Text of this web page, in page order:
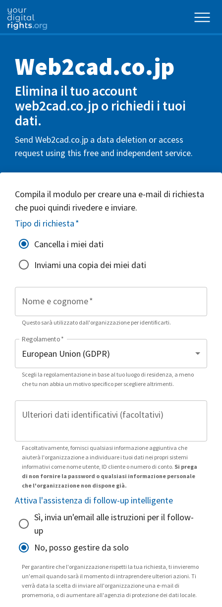
Web2cad.co.jp
Elimina il tuo account
web2cad.co.jp o richiedi i tuoi
dati.
Send Web2cad.co.jp a data deletion or access
request using this free and independent service.
Compila il modulo per creare una e-mail di richiesta
che puoi quindi rivedere e inviare.
Tipo di richiesta*
Cancella i miei dati
Inviami una copia dei miei dati
Nome e cognome*
Questo sarà utilizzato dall'organizzazione per identificarti.
Regolamento*
Scegli la regolamentazione in base al tuo luogo di residenza, a meno
che tu non abbia un motivo specifico per scegliere altrimenti.
Ulteriori dati identificativi (facoltativi)
Facoltativamente, fornisci qualsiasi informazione aggiuntiva che
aiuterà l'organizzazione a individuare i tuoi dati nei propri sistemi
informativi come nome utente, ID cliente o numero di conto. Si prega
di non fornire la password o qualsiasi informazione personale
che l'organizzazione non dispone già.
Attiva l'assistenza di follow-up intelligente
Sì, invia un'email alle istruzioni per il follow-
up
No, posso gestire da solo
Per garantire che l'organizzazione rispetti la tua richiesta, ti invieremo
un'email quando sarà il momento di intraprendere ulteriori azioni. Ti
verrà data la scelta di inviare all'organizzazione una e-mail di
promemoria, o di aumentare all'agenzia di protezione dei dati locale.